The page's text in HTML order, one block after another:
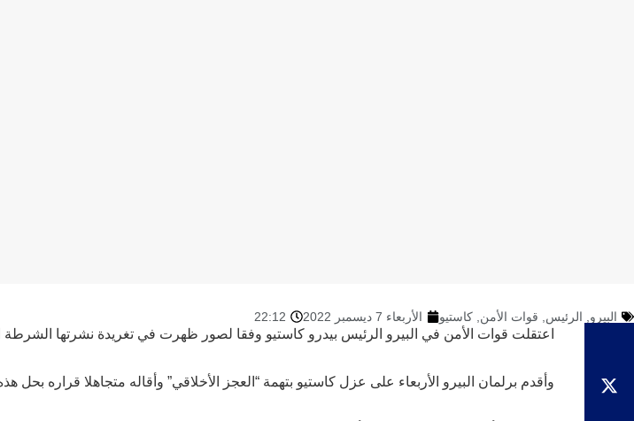
البيرو الرئيس قوات الأمن كاستيو الأربعاء 7 ديسمبر 2022 22:12
اعتقلت قوات الأمن في البيرو الرئيس بيدرو كاستيو وفقا لصور ظهرت في تغريدة نشرتها
وأقدم برلمان البيرو الأربعاء على عزل كاستيو بتهمة “العجز الأخلاقي” وأقاله متجاهلا قراره بحل